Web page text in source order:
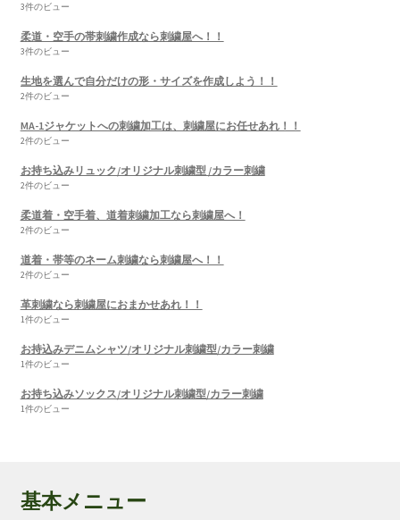
3件のビュー
柔道・空手の帯刺繍作成なら刺繍屋へ！！
3件のビュー
生地を選んで自分だけの形・サイズを作成しよう！！
2件のビュー
MA-1ジャケットへの刺繍加工は、刺繍屋にお任せあれ！！
2件のビュー
お持ち込みリュック/オリジナル刺繍型 /カラー刺繍
2件のビュー
柔道着・空手着、道着刺繍加工なら刺繍屋へ！
2件のビュー
道着・帯等のネーム刺繍なら刺繍屋へ！！
2件のビュー
革刺繍なら刺繍屋におまかせあれ！！
1件のビュー
お持込みデニムシャツ/オリジナル刺繍型/カラー刺繍
1件のビュー
お持ち込みソックス/オリジナル刺繍型/カラー刺繍
1件のビュー
基本メニュー